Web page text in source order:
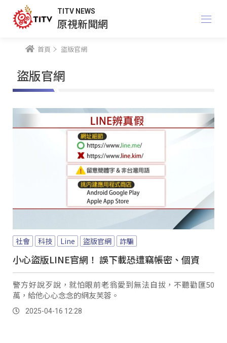
TITV NEWS
原視新聞網
首頁 盜版官網
盜版官網
社會 科技 Line 盜版官網 詐騙
小心盜版LINE官網！ 誤下載恐遭竊帳密、個資
警方好說歹說，就怕眼前老翁愛到無法自拔，不聽勸匯50
萬，給他心心念念的網友芙蓉。
2025-04-16 12:28